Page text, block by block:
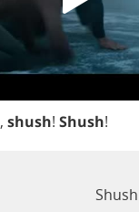
, shush! Shush!